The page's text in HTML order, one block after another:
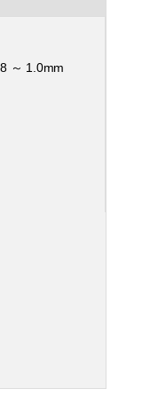
～ 1.0mm